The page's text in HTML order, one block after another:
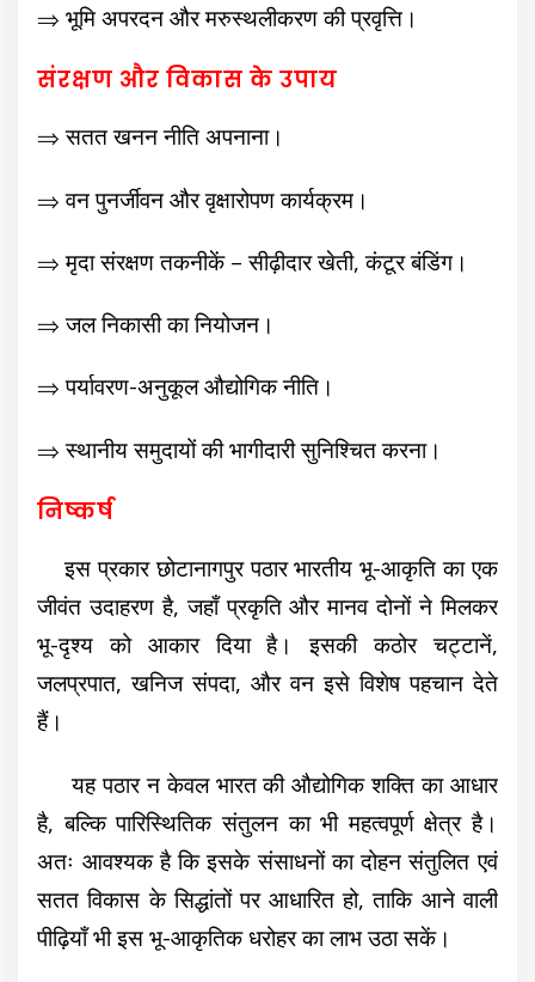
⇒भूमि अपरदन और मरुस्थलीकरण की प्रवृत्ति।
संरक्षण और विकास के उपाय
⇒ सतत खनन नीति अपनाना।
⇒ वन पुनर्जीवन और वृक्षारोपण कार्यक्रम।
⇒ मृदा संरक्षण तकनीकें – सीढ़ीदार खेती, कंटूर बंडिंग।
⇒ जल निकासी का नियोजन।
⇒ पर्यावरण-अनुकूल औद्योगिक नीति।
⇒ स्थानीय समुदायों की भागीदारी सुनिश्चित करना।
निष्कर्ष
इस प्रकार छोटानागपुर पठार भारतीय भू-आकृति का एक
जीवंत उदाहरण है, जहाँ प्रकृति और मानव दोनों ने मिलकर
भू-दृश्य को आकार दिया है। इसकी कठोर चट्टानें,
जलप्रपात, खनिज संपदा, और वन इसे विशेष पहचान देते
हैं।
यह पठार न केवल भारत की औद्योगिक शक्ति का आधार
है, बल्कि पारिस्थितिक संतुलन का भी महत्वपूर्ण क्षेत्र है।
अतः आवश्यक है कि इसके संसाधनों का दोहन संतुलित एवं
सतत विकास के सिद्धांतों पर आधारित हो, ताकि आने वाली
पीढ़ियाँ भी इस भू-आकृतिक धरोहर का लाभ उठा सकें।